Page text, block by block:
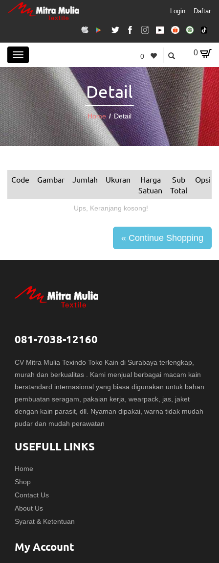
Login Daftar
Toggle
navigation
0 0
Detail
Home / Detail
Code Gambar Jumlah Ukuran
Harga
Satuan
Sub
Total
Opsi
Ups, Keranjang kosong!
« Continue Shopping
081-7038-12160
CV Mitra Mulia Texindo Toko Kain di Surabaya terlengkap,
murah dan berkualitas . Kami menjual berbagai macam kain
berstandard internasional yang biasa digunakan untuk bahan
pembuatan seragam, pakaian kerja, wearpack, jas, jaket
dengan kain parasit, dll. Nyaman dipakai, warna tidak mudah
pudar dan mudah perawatan
USEFULL LINKS
Home
Shop
Contact Us
About Us
Syarat & Ketentuan
My Account